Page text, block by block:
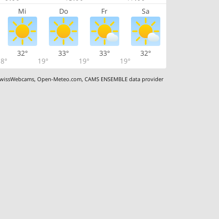
Mi Do Fr Sa
32°
19°
33°
19°
33°
19°
32°
,Open-Meteo.com,CAMS ENSEMBLE data provider